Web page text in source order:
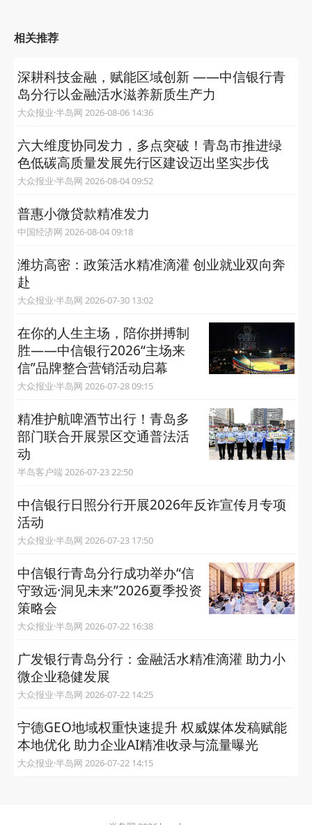
相关推荐
深耕科技金融，赋能区域创新 ——中信银行青
岛分行以金融活水滋养新质生产力
大众报业·半岛网 2026-08-06 14:36
六大维度协同发力，多点突破！青岛市推进绿
色低碳高质量发展先行区建设迈出坚实步伐
大众报业·半岛网 2026-08-04 09:52
普惠小微贷款精准发力
中国经济网 2026-08-04 09:18
潍坊高密：政策活水精准滴灌 创业就业双向奔
赴
大众报业·半岛网 2026-07-30 13:02
在你的人生主场，陪你拼搏制
胜——中信银行2026“主场来
信”品牌整合营销活动启幕
大众报业·半岛网 2026-07-28 09:15
精准护航啤酒节出行！青岛多
部门联合开展景区交通普法活
动
半岛客户端 2026-07-23 22:50
中信银行日照分行开展2026年反诈宣传月专项
活动
大众报业·半岛网 2026-07-23 17:50
中信银行青岛分行成功举办“信
守致远·洞见未来”2026夏季投资
策略会
大众报业·半岛网 2026-07-22 16:38
广发银行青岛分行：金融活水精准滴灌 助力小
微企业稳健发展
大众报业·半岛网 2026-07-22 14:25
宁德GEO地域权重快速提升 权威媒体发稿赋能
本地优化 助力企业AI精准收录与流量曝光
大众报业·半岛网 2026-07-22 14:15